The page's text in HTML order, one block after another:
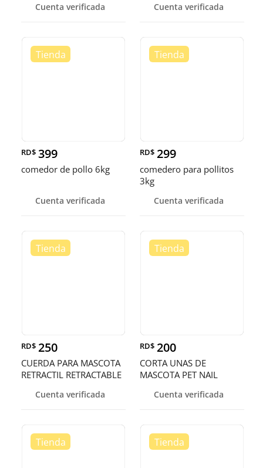
Cuenta verificada Cuenta verificada
RD$ 399
comedor de pollo 6kg
Cuenta verificada
RD$ 299
comedero para pollitos
3kg
Cuenta verificada
RD$ 250
CUERDA PARA MASCOTA
RETRACTIL RETRACTABLE
Cuenta verificada
RD$ 200
CORTA UNAS DE
MASCOTA PET NAIL
Cuenta verificada